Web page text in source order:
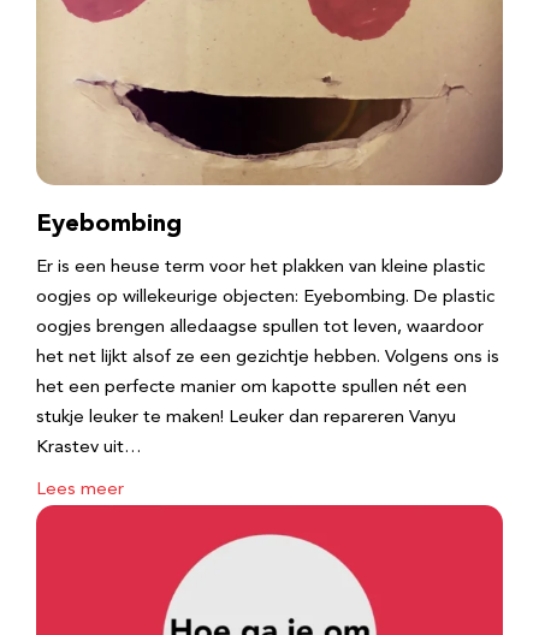
Eyebombing
Er is een heuse term voor het plakken van kleine plastic
oogjes op willekeurige objecten: Eyebombing. De plastic
oogjes brengen alledaagse spullen tot leven, waardoor
het net lijkt alsof ze een gezichtje hebben. Volgens ons is
het een perfecte manier om kapotte spullen nét een
stukje leuker te maken! Leuker dan repareren Vanyu
Krastev uit…
Lees meer